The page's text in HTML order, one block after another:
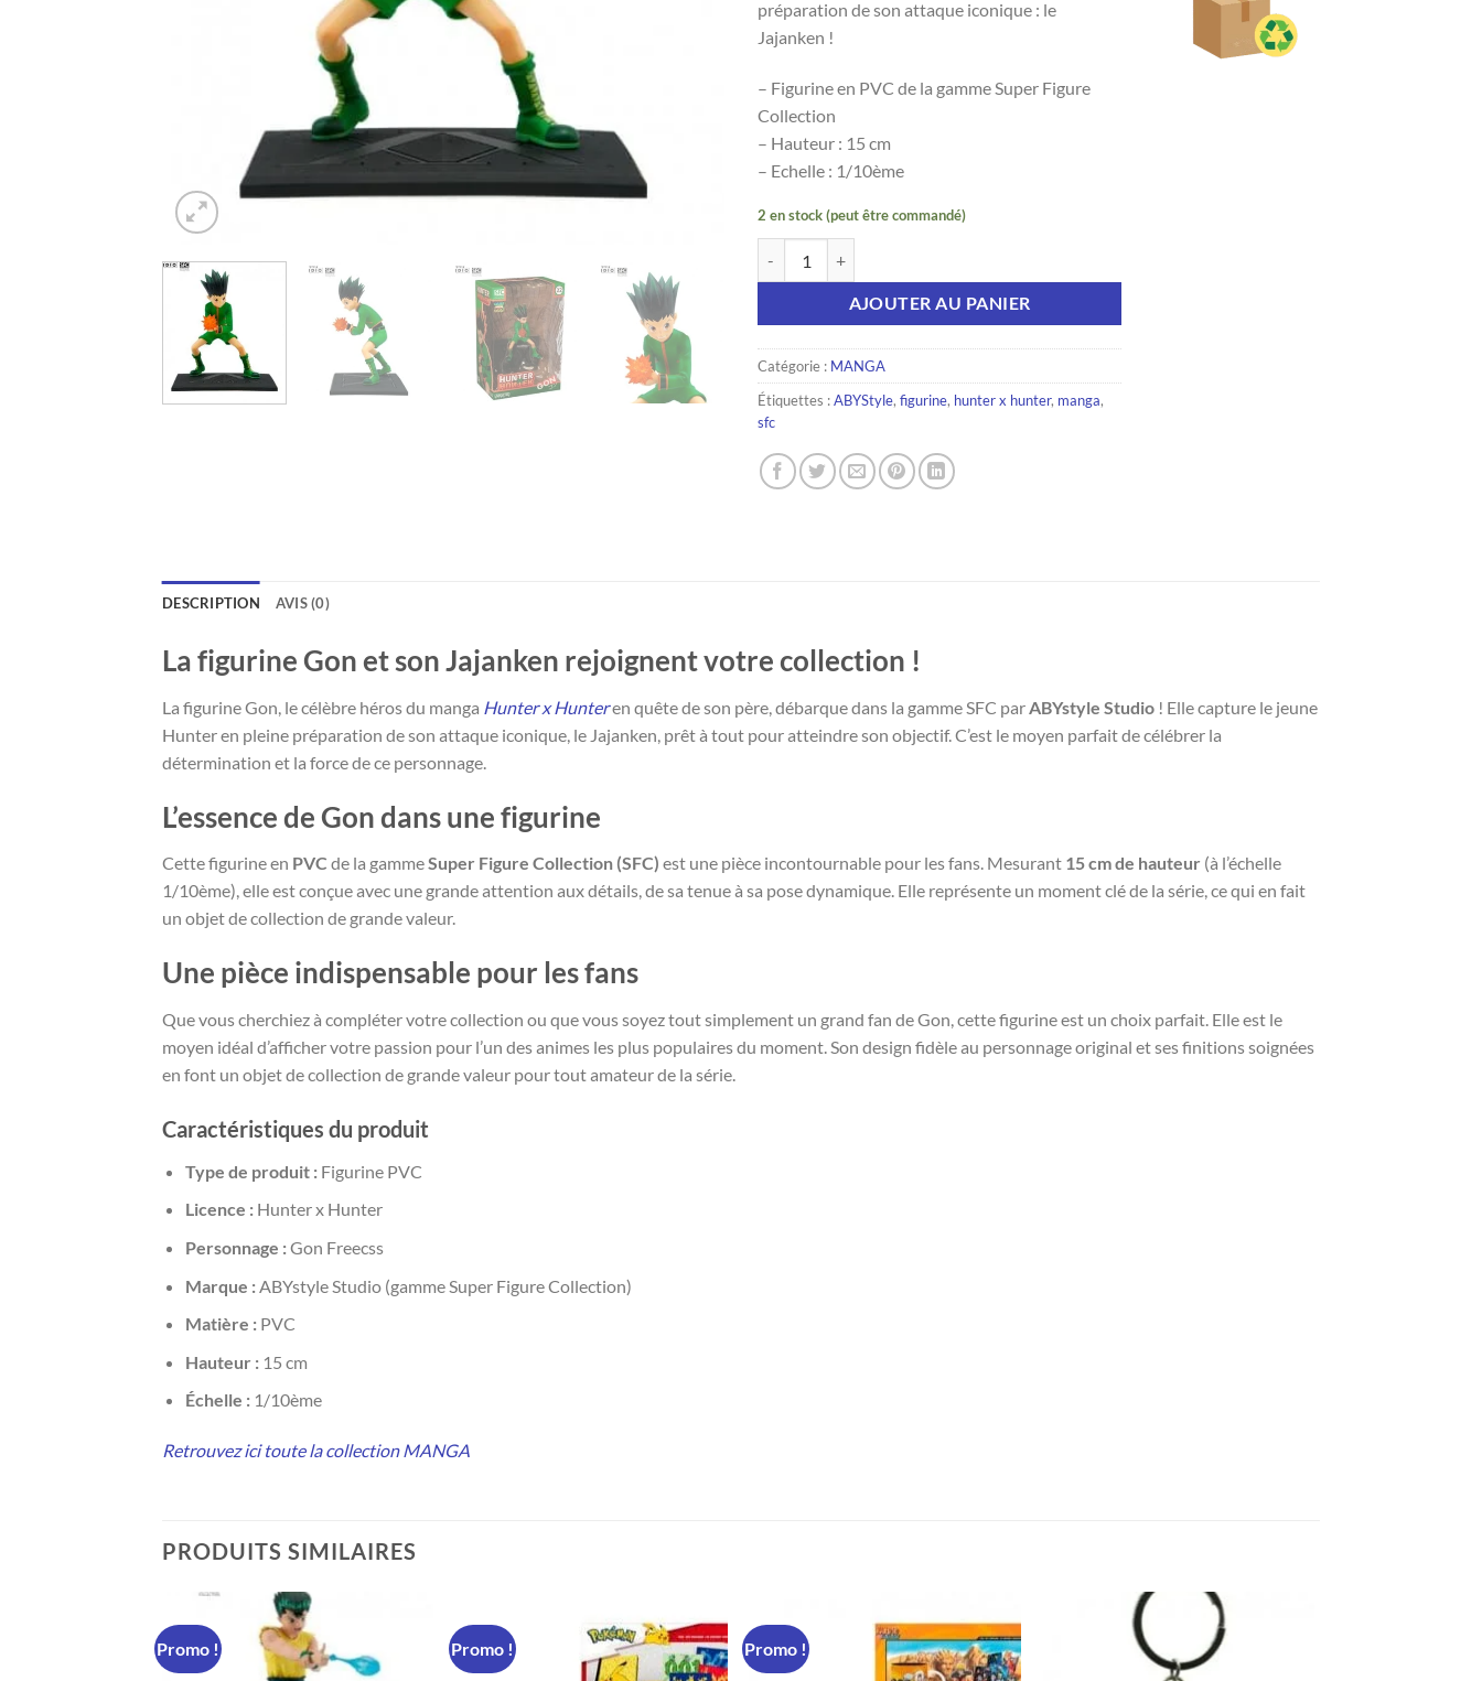
préparation de son attaque iconique : le
Jajanken !
– Figurine en PVC de la gamme Super Figure
Collection
– Hauteur : 15 cm
– Echelle : 1/10ème
2 en stock (peut être commandé)
AJOUTER AU PANIER
Catégorie : MANGA
Étiquettes :ABYStyle, figurine, hunter x hunter, manga,
sfc
DESCRIPTION AVIS (0)
La figurine Gon et son Jajanken rejoignent votre collection !
La figurine Gon, le célèbre héros du manga Hunter x Hunteren quête de son père, débarque dans la gamme SFC parABYstyle Studio ! Elle capture le jeune
Hunter en pleine préparation de son attaque iconique, le Jajanken, prêt à tout pour atteindre son objectif. C’est le moyen parfait de célébrer la
détermination et la force de ce personnage.
L’essence de Gon dans une figurine
Cette figurine en PVC de la gammeSuper Figure Collection (SFC) est une pièce incontournable pour les fans. Mesurant 15 cm de hauteur (à l’échelle
1/10ème), elle est conçue avec une grande attention aux détails, de sa tenue à sa pose dynamique. Elle représente un moment clé de la série, ce qui en fait
un objet de collection de grande valeur.
Une pièce indispensable pour les fans
Que vous cherchiez à compléter votre collection ou que vous soyez tout simplement un grand fan de Gon, cette figurine est un choix parfait. Elle est le
moyen idéal d’afficher votre passion pour l’un des animes les plus populaires du moment. Son design fidèle au personnage original et ses finitions soignées
en font un objet de collection de grande valeur pour tout amateur de la série.
Caractéristiques du produit
Type de produit :Figurine PVC
Licence :Hunter x Hunter
Personnage :Gon Freecss
Marque :ABYstyle Studio (gamme Super Figure Collection)
Matière :PVC
Hauteur :15 cm
Échelle :1/10ème
Retrouvez ici toute la collection MANGA
PRODUITS SIMILAIRES
Promo ! Promo ! Promo !